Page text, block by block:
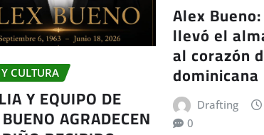
CULTURA
Y EQUIPO DE
AGRADECEN
Alex
llevó el
al corazón
dominicana
Drafting
0